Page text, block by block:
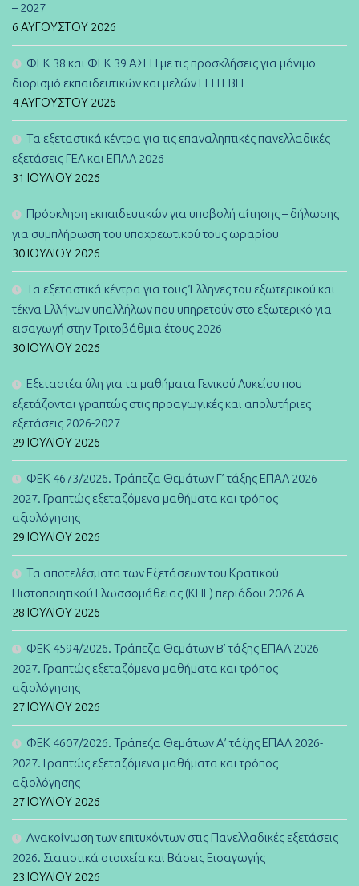
– 2027
6 ΑΥΓΟΎΣΤΟΥ 2026
ΦΕΚ 38 και ΦΕΚ 39 ΑΣΕΠ με τις προσκλήσεις για μόνιμο
διορισμό εκπαιδευτικών και μελών ΕΕΠ ΕΒΠ
4 ΑΥΓΟΎΣΤΟΥ 2026
Τα εξεταστικά κέντρα για τις επαναληπτικές πανελλαδικές
εξετάσεις ΓΕΛ και ΕΠΑΛ 2026
31 ΙΟΥΛΊΟΥ 2026
Πρόσκληση εκπαιδευτικών για υποβολή αίτησης – δήλωσης
για συμπλήρωση του υποχρεωτικού τους ωραρίου
30 ΙΟΥΛΊΟΥ 2026
Τα εξεταστικά κέντρα για τους Έλληνες του εξωτερικού και
τέκνα Ελλήνων υπαλλήλων που υπηρετούν στο εξωτερικό για
εισαγωγή στην Τριτοβάθμια έτους 2026
30 ΙΟΥΛΊΟΥ 2026
Εξεταστέα ύλη για τα μαθήματα Γενικού Λυκείου που
εξετάζονται γραπτώς στις προαγωγικές και απολυτήριες
εξετάσεις 2026-2027
29 ΙΟΥΛΊΟΥ 2026
ΦΕΚ 4673/2026. Τράπεζα Θεμάτων Γ’ τάξης ΕΠΑΛ 2026-
2027. Γραπτώς εξεταζόμενα μαθήματα και τρόπος
αξιολόγησης
29 ΙΟΥΛΊΟΥ 2026
Τα αποτελέσματα των Εξετάσεων του Κρατικού
Πιστοποιητικού Γλωσσομάθειας (ΚΠΓ) περιόδου 2026 Α
28 ΙΟΥΛΊΟΥ 2026
ΦΕΚ 4594/2026. Τράπεζα Θεμάτων B’ τάξης ΕΠΑΛ 2026-
2027. Γραπτώς εξεταζόμενα μαθήματα και τρόπος
αξιολόγησης
27 ΙΟΥΛΊΟΥ 2026
ΦΕΚ 4607/2026. Τράπεζα Θεμάτων Α’ τάξης ΕΠΑΛ 2026-
2027. Γραπτώς εξεταζόμενα μαθήματα και τρόπος
αξιολόγησης
27 ΙΟΥΛΊΟΥ 2026
Ανακοίνωση των επιτυχόντων στις Πανελλαδικές εξετάσεις
2026. Στατιστικά στοιχεία και Βάσεις Εισαγωγής
23 ΙΟΥΛΊΟΥ 2026